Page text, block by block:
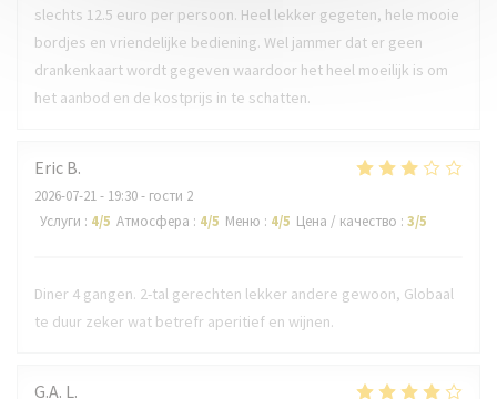
slechts 12.5 euro per persoon. Heel lekker gegeten, hele mooie
bordjes en vriendelijke bediening. Wel jammer dat er geen
drankenkaart wordt gegeven waardoor het heel moeilijk is om
het aanbod en de kostprijs in te schatten.
Eric B
2026-07-21- 19:30 - гости 2
Услуги : 4/5 Атмосфера : 4/5 Меню : 4/5 Цена / качество : 3/5
Diner 4 gangen. 2-tal gerechten lekker andere gewoon, Globaal
te duur zeker wat betrefr aperitief en wijnen.
G.A. L